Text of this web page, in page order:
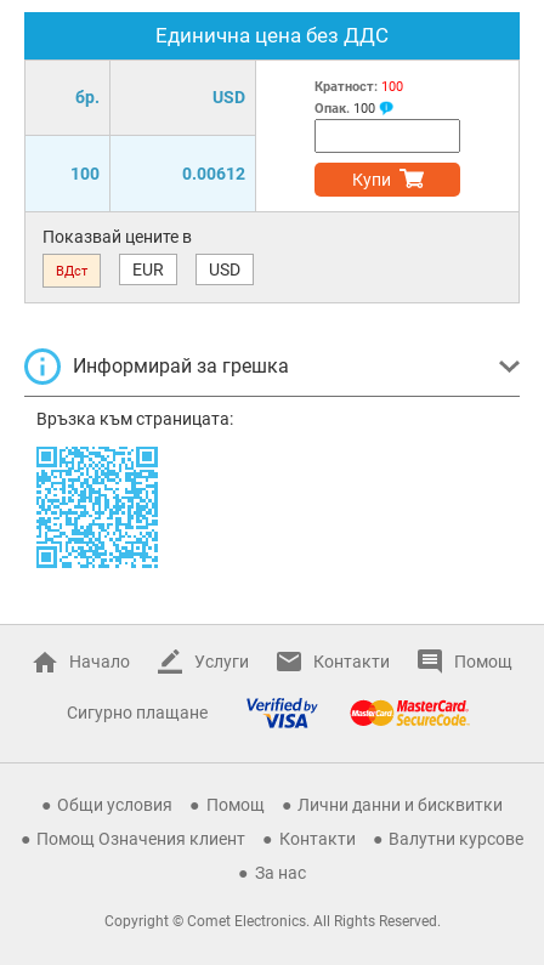
Единична цена без ДДС
бр. USD
100 0.00612
Кратност: 100
Опак. 100
Купи
Показвай цените в
ВДст EUR USD
Информирай за грешка
Връзка към страницата:
Начало Услуги Контакти Помощ
Сигурно плащане
Общи условия Помощ
Лични данни и бисквитки
Помощ Означения клиент
Контакти
Валутни курсове
За нас
Copyright © Comet Electronics. All Rights Reserved.